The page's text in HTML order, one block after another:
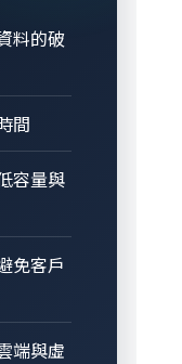
料的破
間
容量與
免客戶
端與虛